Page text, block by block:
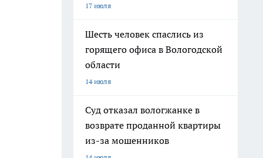
17 июля
Шесть человек спаслись из
горящего офиса в Вологодской
области
14 июля
Суд отказал вологжанке в
возврате проданной квартиры
из-за мошенников